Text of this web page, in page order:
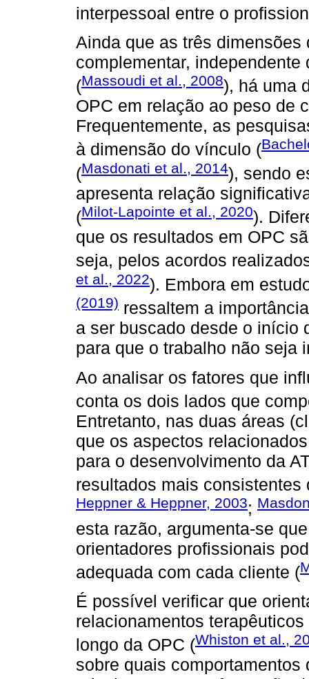
interpessoal entre o
Ainda que as três dimensões
complementar,
(Massoudi et al., 2008), há uma
OPC em relação ao peso de
Frequentemente, as
à dimensão do vínculo (
(Masdonati et al., 2014), sendo
apresenta relação
(Milot-Lapointe et al., 2020).
que os resultados em OPC
seja, pelos acordos
et al., 2022). Embora em
(2019) ressaltem a
a ser buscado desde o início
para que o trabalho não seja
Ao analisar os fatores que
conta os dois lados que
Entretanto, nas duas áreas
que os aspectos
para o desenvolvimento da
resultados mais consistentes
Heppner & Heppner, 2003;
esta razão, argumenta-se
orientadores profissionais
adequada com cada cliente (
É possível verificar que
relacionamentos
longo da OPC (Whiston et al.,
sobre quais